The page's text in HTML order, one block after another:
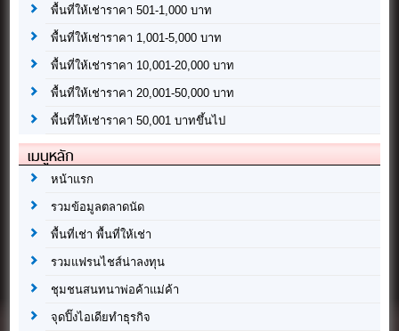
พื้นที่ให้เช่าราคา 501-1,000 บาท
พื้นที่ให้เช่าราคา 1,001-5,000 บาท
พื้นที่ให้เช่าราคา 10,001-20,000 บาท
พื้นที่ให้เช่าราคา 20,001-50,000 บาท
พื้นที่ให้เช่าราคา 50,001 บาทขึ้นไป
เมนูหลัก
หน้าแรก
รวมข้อมูลตลาดนัด
พื้นที่เช่า พื้นที่ให้เช่า
รวมแฟรนไชส์น่าลงทุน
ชุมชนสนทนาพ่อค้าแม่ค้า
จุดปิ๊งไอเดียทำธุรกิจ